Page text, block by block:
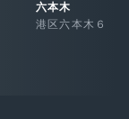
六本木
港区六本木６